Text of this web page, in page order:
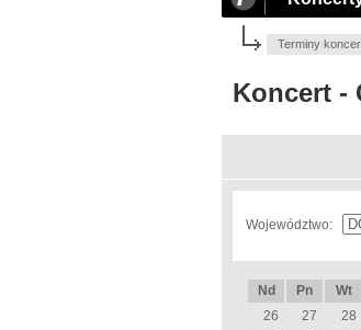
Terminy
Koncert -
Województwo:
Nd Pn Wt
26
27 28